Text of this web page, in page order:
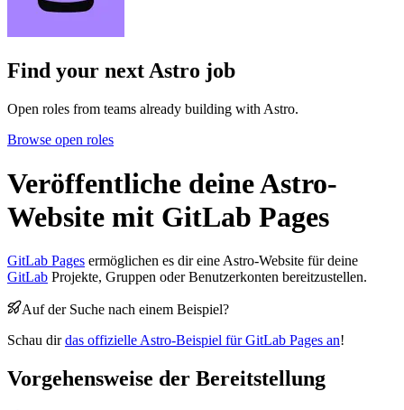
Find your next Astro job
Open roles from teams already building with Astro.
Browse open roles
Veröffentliche deine Astro-
Website mit GitLab Pages
GitLab Pages ermöglichen es dir eine Astro-Website für deine
GitLab Projekte, Gruppen oder Benutzerkonten bereitzustellen.
Auf der Suche nach einem Beispiel?
Schau dirdas offizielle Astro-Beispiel für GitLab Pages an!
Vorgehensweise der Bereitstellung